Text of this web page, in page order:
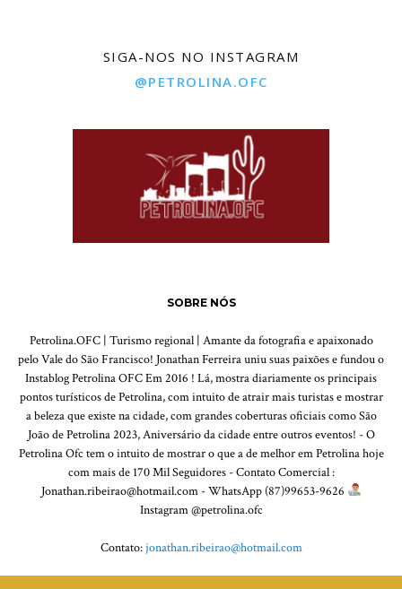
SIGA-NOS NO INSTAGRAM
@PETROLINA.OFC
SOBRE NÓS
Petrolina.OFC | Turismo regional | Amante da fotografia e apaixonado
pelo Vale do São Francisco! Jonathan Ferreira uniu suas paixões e fundou o
Instablog Petrolina OFC Em 2016 ! Lá, mostra diariamente os principais
pontos turísticos de Petrolina, com intuito de atrair mais turistas e mostrar
a beleza que existe na cidade, com grandes coberturas oficiais como São
João de Petrolina 2023, Aniversário da cidade entre outros eventos! - O
Petrolina Ofc tem o intuito de mostrar o que a de melhor em Petrolina hoje
com mais de 170 Mil Seguidores - Contato Comercial :
Jonathan.ribeirao@hotmail.com - WhatsApp (87)99653-9626
Instagram @petrolina.ofc
Contato:jonathan.ribeirao@hotmail.com